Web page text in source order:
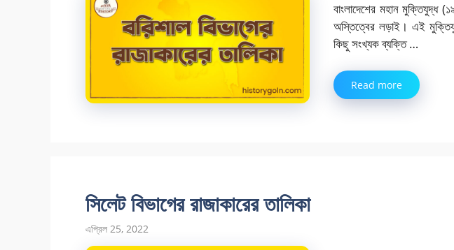
বাংলাদেশের মহান মুক্তিযুদ্ধ
অস্তিত্বের লড়াই। এই
কিছু সংখ্যক ব্যক্তি …
Read more
সিলেট বিভাগের রাজাকারের তালিকা
এপ্রিল 25, 2022